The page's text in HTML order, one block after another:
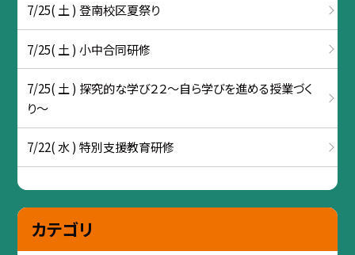
7/25( 土 ) 登南校区夏祭り
7/25( 土 ) 小中合同研修
7/25( 土 ) 探究的な学び２２～自ら学びを進める授業づく
り～
7/22( 水 ) 特別支援教育研修
カテゴリ